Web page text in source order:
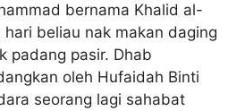
bernama Khalid al-
beliau nak makan daging
padang pasir. Dhab
oleh Hufaidah Binti
seorang lagi sahabat